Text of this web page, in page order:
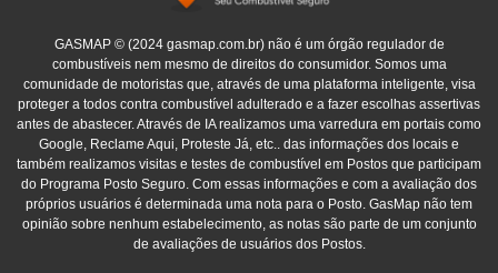
GASMAP © (2024 gasmap.com.br) não é um órgão regulador de
combustíveis nem mesmo de direitos do consumidor. Somos uma
comunidade de motoristas que, através de uma plataforma inteligente, visa
proteger a todos contra combustível adulterado e a fazer escolhas assertivas
antes de abastecer. Através de IA realizamos uma varredura em portais como
Google, Reclame Aqui, Proteste Já, etc.. das informações dos locais e
também realizamos visitas e testes de combustível em Postos que participam
do Programa Posto Seguro. Com essas informações e com a avaliação dos
próprios usuários é determinada uma nota para o Posto. GasMap não tem
opinião sobre nenhum estabelecimento, as notas são parte de um conjunto
de avaliações de usuários dos Postos.